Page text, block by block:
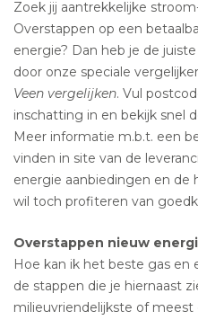
Zoek jij aantrekkelijke
Overstappen op een
energie? Dan heb je de
door onze speciale
Veen vergelijken. Vul
inschatting in en bekijk snel
Meer informatie m.b.t. een
vinden in site van de
energie aanbiedingen en
wil toch profiteren van
Overstappen nieuw
Hoe kan ik het beste gas en
de stappen die je hiernaast
milieuvriendelijkste of